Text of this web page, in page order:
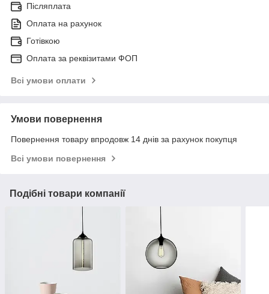
Післяплата
Оплата на рахунок
Готівкою
Оплата за реквізитами ФОП
Всі умови оплати
Умови повернення
Повернення товару впродовж 14 днів за рахунок покупця
Всі умови повернення
Подібні товари компанії